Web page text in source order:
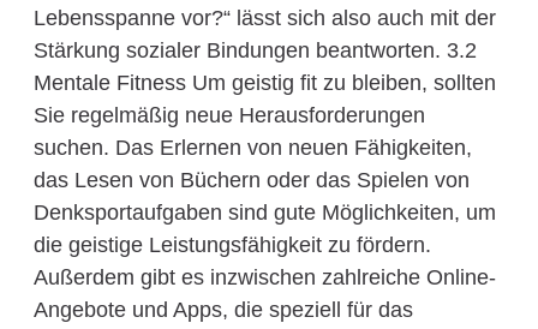
Lebensspanne vor?“ lässt sich also auch mit der
Stärkung sozialer Bindungen beantworten. 3.2
Mentale Fitness Um geistig fit zu bleiben, sollten
Sie regelmäßig neue Herausforderungen
suchen. Das Erlernen von neuen Fähigkeiten,
das Lesen von Büchern oder das Spielen von
Denksportaufgaben sind gute Möglichkeiten, um
die geistige Leistungsfähigkeit zu fördern.
Außerdem gibt es inzwischen zahlreiche Online-
Angebote und Apps, die speziell für das